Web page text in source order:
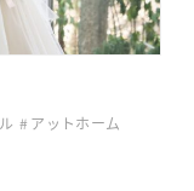
アットホーム